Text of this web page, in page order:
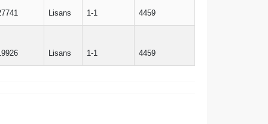
Lisans 1-1 4459
Lisans 1-1 4459